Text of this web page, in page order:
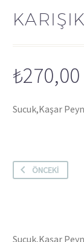
₺270,00
Sucuk,Kaşar
ÖNCEKI
Sucuk,Kaşar